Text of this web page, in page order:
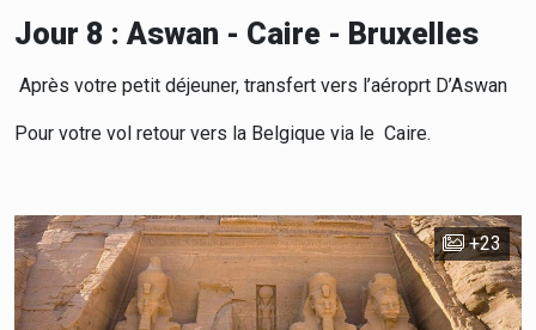
Jour 8 : Aswan - Caire - Bruxelles
Après votre petit déjeuner, transfert vers l’aéroprt D’Aswan
Pour votre vol retour vers la Belgique via le Caire.
+23